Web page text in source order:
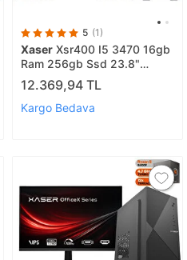
5 (1)
Xaser Xsr400 I5 3470 16gb
Ram 256gb Ssd 23.8"
Monitör Masaüstü Ofis
Bilgisayarı
12.369,94 TL
Kargo Bedava